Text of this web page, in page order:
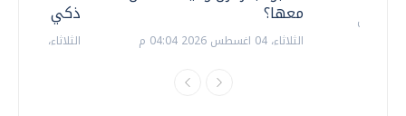
ذكي
الثلاثاء، 14 يوليو 2026 06:11 م
معها؟
الثلاثاء، 04 اغسطس 2026 04:04 م